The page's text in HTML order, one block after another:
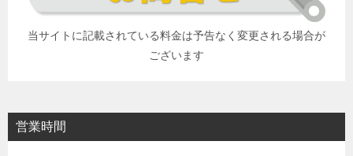
当サイトに記載されている料金は予告なく変更される場合が
ございます
営業時間